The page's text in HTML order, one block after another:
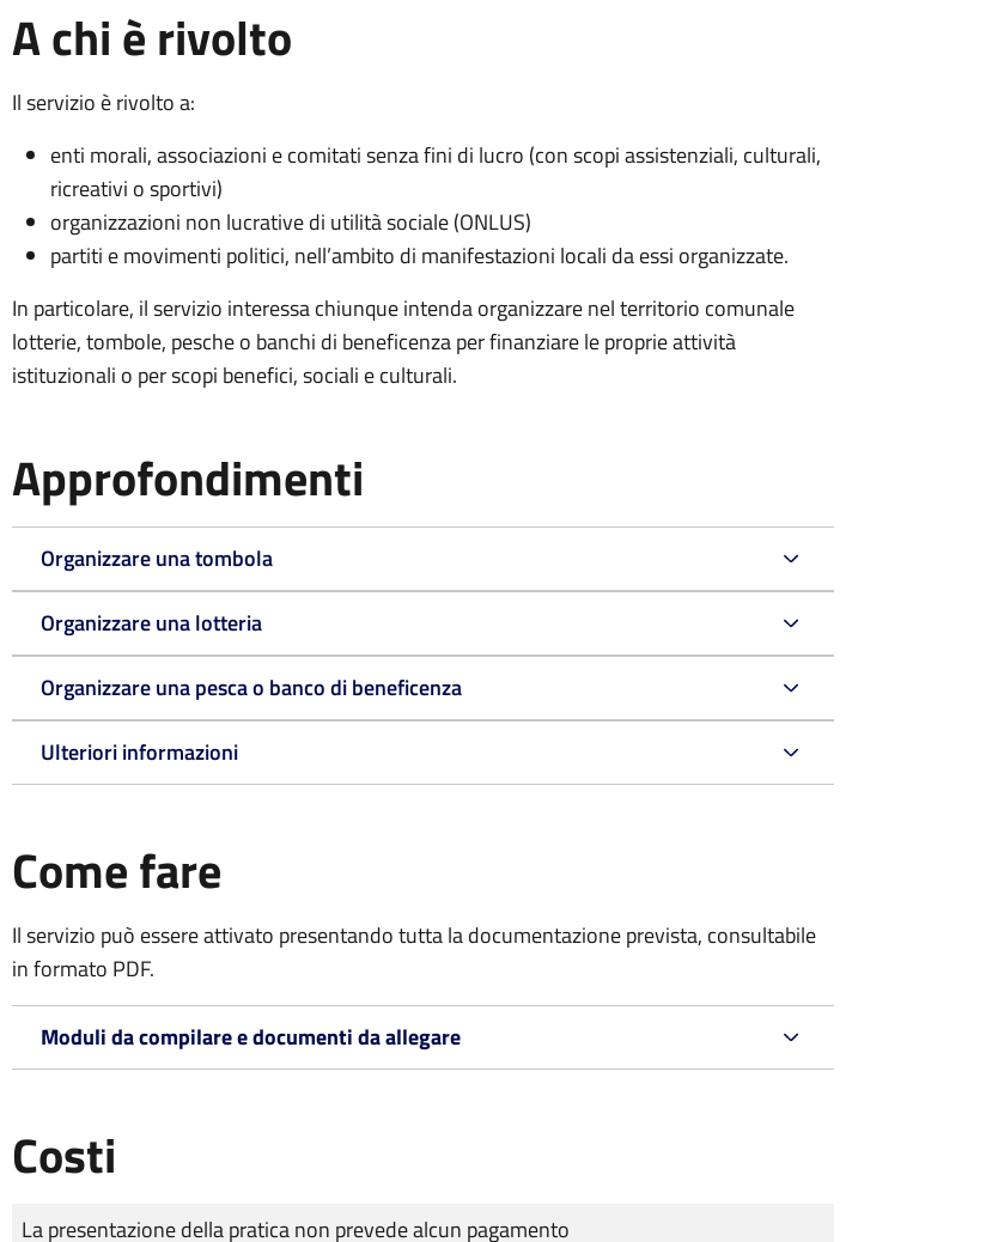
A chi è rivolto
Il servizio è rivolto a:
enti morali, associazioni e comitati senza fini di lucro (con scopi assistenziali, culturali,
ricreativi o sportivi)
organizzazioni non lucrative di utilità sociale (ONLUS)
partiti e movimenti politici, nell’ambito di manifestazioni locali da essi organizzate.
In particolare, il servizio interessa chiunque intenda organizzare nel territorio comunale
lotterie, tombole, pesche o banchi di beneficenza per finanziare le proprie attività
istituzionali o per scopi benefici, sociali e culturali.
Approfondimenti
Organizzare una tombola
Organizzare una lotteria
Organizzare una pesca o banco di beneficenza
Ulteriori informazioni
Come fare
Il servizio può essere attivato presentando tutta la documentazione prevista, consultabile
in formato PDF.
Moduli da compilare e documenti da allegare
Costi
Tipo di pagamento
Importo
La presentazione della pratica non prevede alcun pagamento